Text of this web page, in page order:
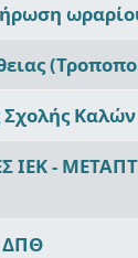
ΙΕΚ -
ΔΠΘ